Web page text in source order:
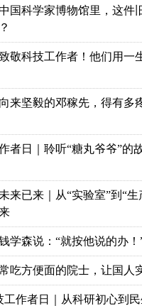
国科学家博物馆里，这件
敬科技工作者！他们用一
来坚毅的邓稼先，得有多
者日｜聆听“糖丸爷爷”的
来已来｜从“实验室”到“生
学森说：“就按他说的办！
吃方便面的院士，让国人
工作者日｜从科研初心到